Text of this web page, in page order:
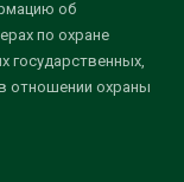
об
по охране
государственных,
отношении охраны